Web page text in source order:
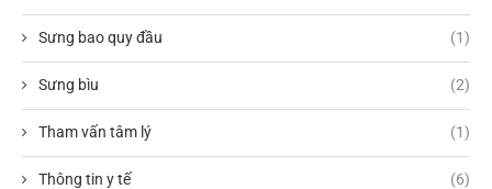
Sưng bao quy đầu (1)
Sưng bìu (2)
Tham vấn tâm lý (1)
Thông tin y tế (6)